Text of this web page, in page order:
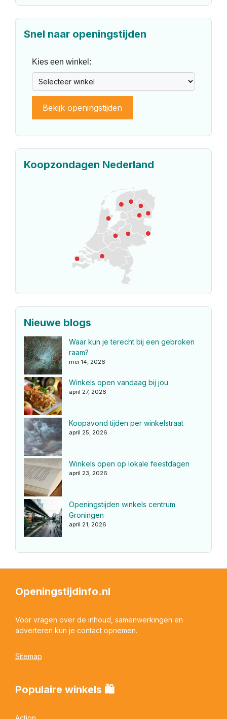
Snel naar openingstijden
Kies een winkel:
Bekijk openingstijden
Koopzondagen Nederland
Nieuwe blogs
Waar kun je terecht bij een gebroken
raam?
mei 14, 2026
Winkels open vandaag bij jou
april 27, 2026
Koopavond tijden per winkelstraat
april 25, 2026
Winkels open op lokale feestdagen
april 23, 2026
Openingstijden winkels centrum
Groningen
april 21, 2026
Openingstijdinfo.nl
Voor vragen over de inhoud, samenwerkingen en
adverteren kun je contact opnemen.
Sitemap
Populaire winkels 🛍